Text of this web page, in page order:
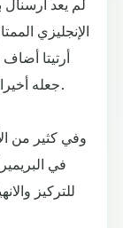
الإنجليزي
أرتيتا
جعله أخيرا يصبح من المرشحين للمنافسة على اللقب.
وفي كثير من
في
للتركيز